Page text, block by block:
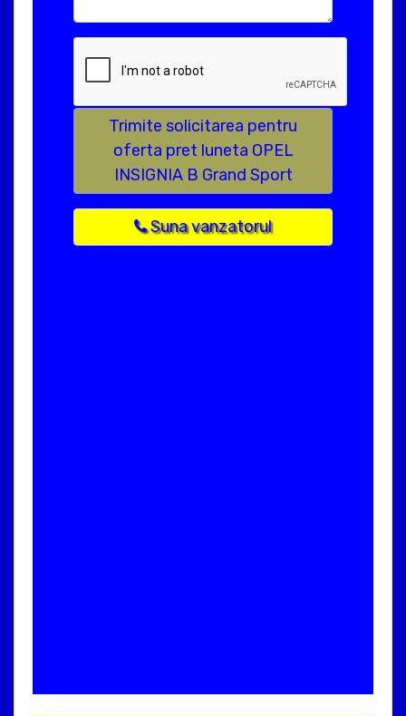
Trimite solicitarea pentru
oferta pret luneta OPEL
INSIGNIA B Grand Sport
Suna vanzatorul